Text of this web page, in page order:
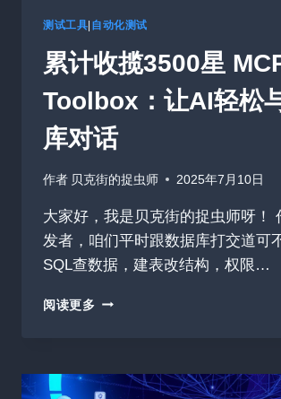
测试工具 自动化测试
累计收揽3500星
Toolbox：让AI轻松
库对话
作者 贝克街的捉虫师 2025年7月10日
大家好，我是贝克街的捉虫师呀！
发者，咱们平时跟数据库打交道可
SQL查数据，建表改结构，权限…
阅读更多 累
3500
星